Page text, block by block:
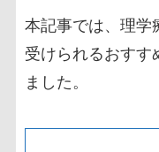
本記事では、理学
受けられるおすす
ました。